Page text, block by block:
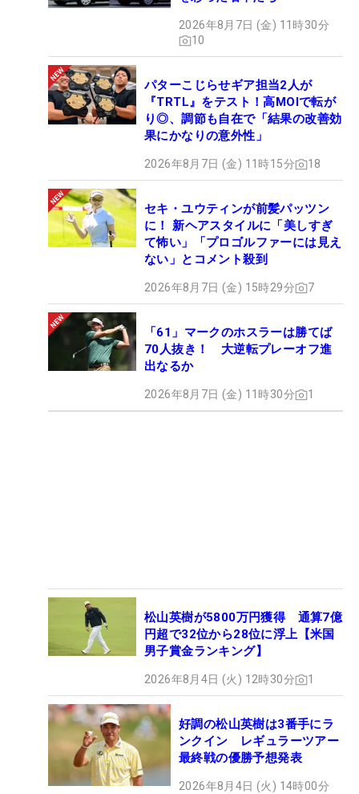
2026年8月7日 (金) 11時30分
10
パターこじらせギア担当2人が
『TRTL』をテスト！高MOIで転が
り◎、調節も自在で「結果の改善効
果にかなりの意外性」
2026年8月7日 (金) 11時15分 18
セキ・ユウティンが前髪パッツン
に！ 新ヘアスタイルに「美しすぎ
て怖い」「プロゴルファーには見え
ない」とコメント殺到
2026年8月7日 (金) 15時29分 7
「61」マークのホスラーは勝てば
70人抜き！ 大逆転プレーオフ進
出なるか
2026年8月7日 (金) 11時30分 1
松山英樹が5800万円獲得 通算7億
円超で32位から28位に浮上【米国
男子賞金ランキング】
2026年8月4日 (火) 12時30分 1
好調の松山英樹は3番手にラ
ンクイン レギュラーツアー
最終戦の優勝予想発表
2026年8月4日 (火) 14時00分